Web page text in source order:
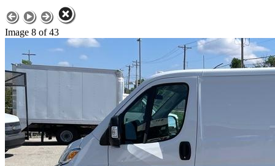
Image 8 of 43